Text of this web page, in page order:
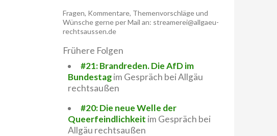
Fragen, Kommentare, Themenvorschläge und
Wünsche gerne per Mail an: streamerei@allgaeu-
rechtsaussen.de
Frühere Folgen
#21: Brandreden. Die AfD im
Bundestagim Gespräch bei Allgäu
rechtsaußen
#20: Die neue Welle der
Queerfeindlichkeit im Gespräch bei
Allgäu rechtsaußen